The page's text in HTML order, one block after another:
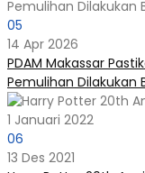
05
14 Apr 2026
PDAM Makassar
Pemulihan Dilakukan
06
13 Des 2021